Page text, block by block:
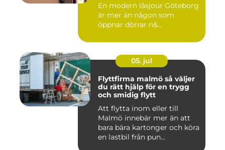
En modern låsjour Göteborg
är mer än någon som
öppnar dörrar n&...
05. jul
Flyttfirma malmö så väljer
du rätt hjälp för en trygg
och smidig flytt
Att flytta inom eller till
Malmö innebär mer än att
bara bära kartonger och köra
en lastbil från pun...